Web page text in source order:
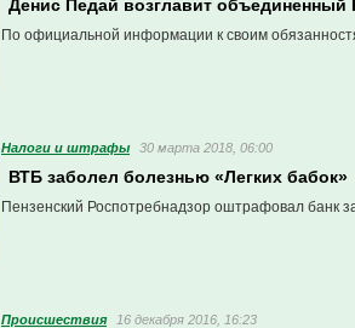
Денис Педай возглавит объединенный
По официальной информации к своим
Налоги и штрафы 30 марта 2018, 06:00
ВТБ заболел болезнью «Легких бабок»
Пензенский Роспотребнадзор оштрафовал банк
Проиcшествия 16 декабря 2016, 16:23